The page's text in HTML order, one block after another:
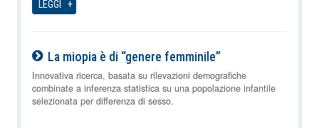
LEGGI
La miopia è di “genere femminile”
07-08-2026
Innovativa ricerca, basata su rilevazioni demografiche
combinate a inferenza statistica su una popolazione infantile
selezionata per differenza di sesso.